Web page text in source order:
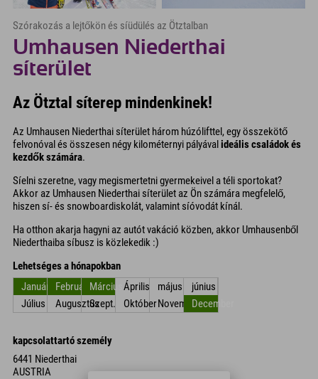
Szórakozás a lejtőkön és síüdülés az Ötztalban
Umhausen Niederthai
síterület
Az Ötztal síterep mindenkinek!
Az Umhausen Niederthai síterület három húzólifttel, egy összekötő
felvonóval és összesen négy kilométernyi pályávalideális családok és
kezdők számára.
Síelni szeretne, vagy megismertetni gyermekeivel a téli sportokat?
Akkor az Umhausen Niederthai síterület az Ön számára megfelelő,
hiszen sí- és snowboardiskolát, valamint síóvodát kínál.
Ha otthon akarja hagyni az autót vakáció közben, akkor Umhausenből
Niederthaiba síbusz is közlekedik :)
Lehetséges a hónapokban
Január
Február Március Április május
június
Július
AugusztusSzept. OktóberNovemberDecember
kapcsolattartó személy
6441 Niederthai
AUSTRIA